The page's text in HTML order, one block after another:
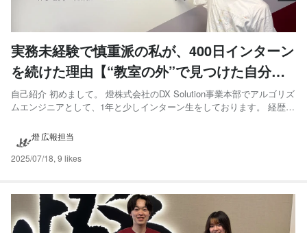
実務未経験で慎重派の私が、400日インターン
を続けた理由【“教室の外”で見つけた自分な
りの答えと成長】
自己紹介 初めまして。 燈株式会社のDX Solution事業本部でアルゴリズ
ムエンジニアとして、1年と少しインターン生をしております。 経歴と
りません。 現在は、電気通信大学の学部4年でセキュリティ情報学を専
攻しています。最近は卒業研究と並行しなが...
燈 広報担当
2025/07/18, 9 likes